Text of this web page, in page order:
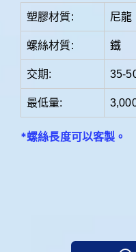
塑膠材質: 尼龍
螺絲材質: 鐵
交期: 35-
最低量:
*螺絲長度可以客製 。